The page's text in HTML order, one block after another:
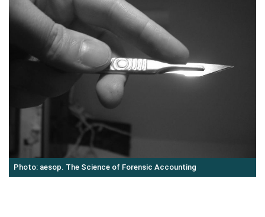
Photo: aesop. The Science of Forensic Accounting